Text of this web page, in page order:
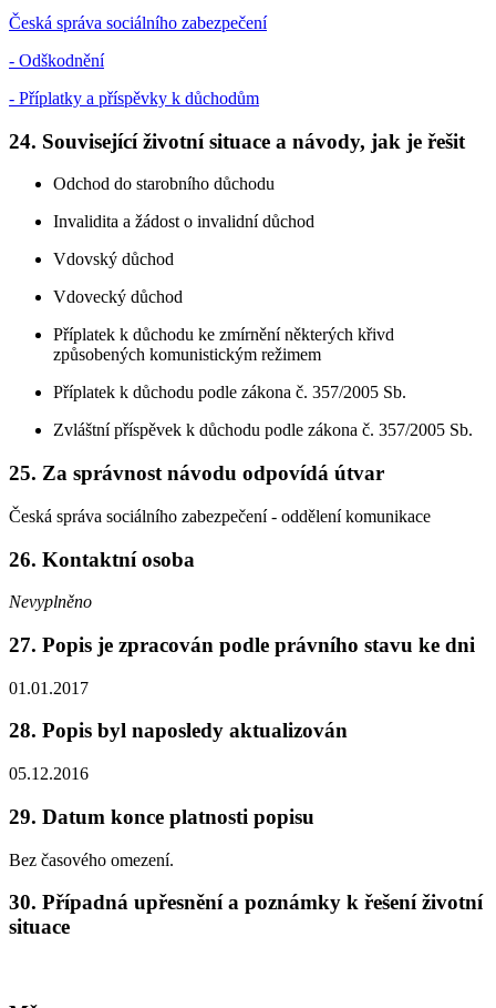
Česká správa sociálního zabezpečení
- Odškodnění
- Příplatky a příspěvky k důchodům
24. Související životní situace a návody, jak je řešit
Odchod do starobního důchodu
Invalidita a žádost o invalidní důchod
Vdovský důchod
Vdovecký důchod
Příplatek k důchodu ke zmírnění některých křivd
způsobených komunistickým režimem
Příplatek k důchodu podle zákona č. 357/2005 Sb.
Zvláštní příspěvek k důchodu podle zákona č. 357/2005 Sb.
25. Za správnost návodu odpovídá útvar
Česká správa sociálního zabezpečení - oddělení komunikace
26. Kontaktní osoba
Nevyplněno
27. Popis je zpracován podle právního stavu ke dni
01.01.2017
28. Popis byl naposledy aktualizován
05.12.2016
29. Datum konce platnosti popisu
Bez časového omezení.
30. Případná upřesnění a poznámky k řešení životní
situace